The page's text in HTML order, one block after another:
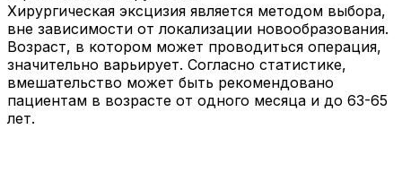
Хирургическая эксцизия является методом выбора,
вне зависимости от локализации новообразования.
Возраст, в котором может проводиться операция,
значительно варьирует. Согласно статистике,
вмешательство может быть рекомендовано
пациентам в возрасте от одного месяца и до 63-65
лет.